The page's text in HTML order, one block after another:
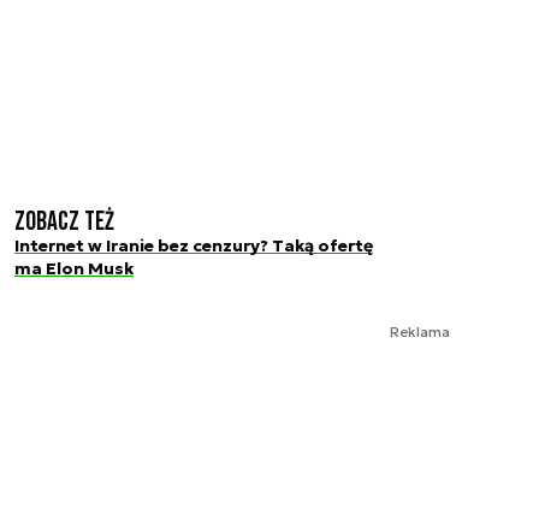
Zobacz też
Internet w Iranie bez cenzury? Taką ofertę
ma Elon Musk
Reklama